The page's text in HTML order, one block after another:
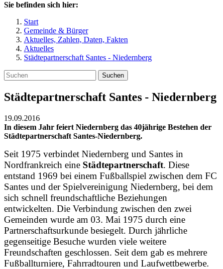
Sie befinden sich hier:
Start
Gemeinde & Bürger
Aktuelles, Zahlen, Daten, Fakten
Aktuelles
Städtepartnerschaft Santes - Niedernberg
Suchen
Städtepartnerschaft Santes - Niedernberg
19.09.2016
In diesem Jahr feiert Niedernberg das 40jährige Bestehen der
Städtepartnerschaft Santes-Niedernberg.
Seit 1975 verbindet Niedernberg und Santes in
Nordfrankreich eine Städtepartnerschaft. Diese
entstand 1969 bei einem Fußballspiel zwischen dem FC
Santes und der Spielvereinigung Niedernberg, bei dem
sich schnell freundschaftliche Beziehungen
entwickelten. Die Verbindung zwischen den zwei
Gemeinden wurde am 03. Mai 1975 durch eine
Partnerschaftsurkunde besiegelt. Durch jährliche
gegenseitige Besuche wurden viele weitere
Freundschaften geschlossen. Seit dem gab es mehrere
Fußballturniere, Fahrradtouren und Laufwettbewerbe.